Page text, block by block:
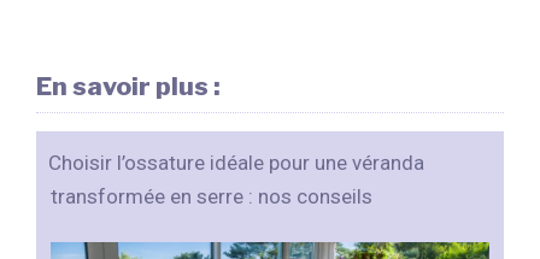
En savoir plus :
Choisir l’ossature idéale pour une véranda
transformée en serre : nos conseils